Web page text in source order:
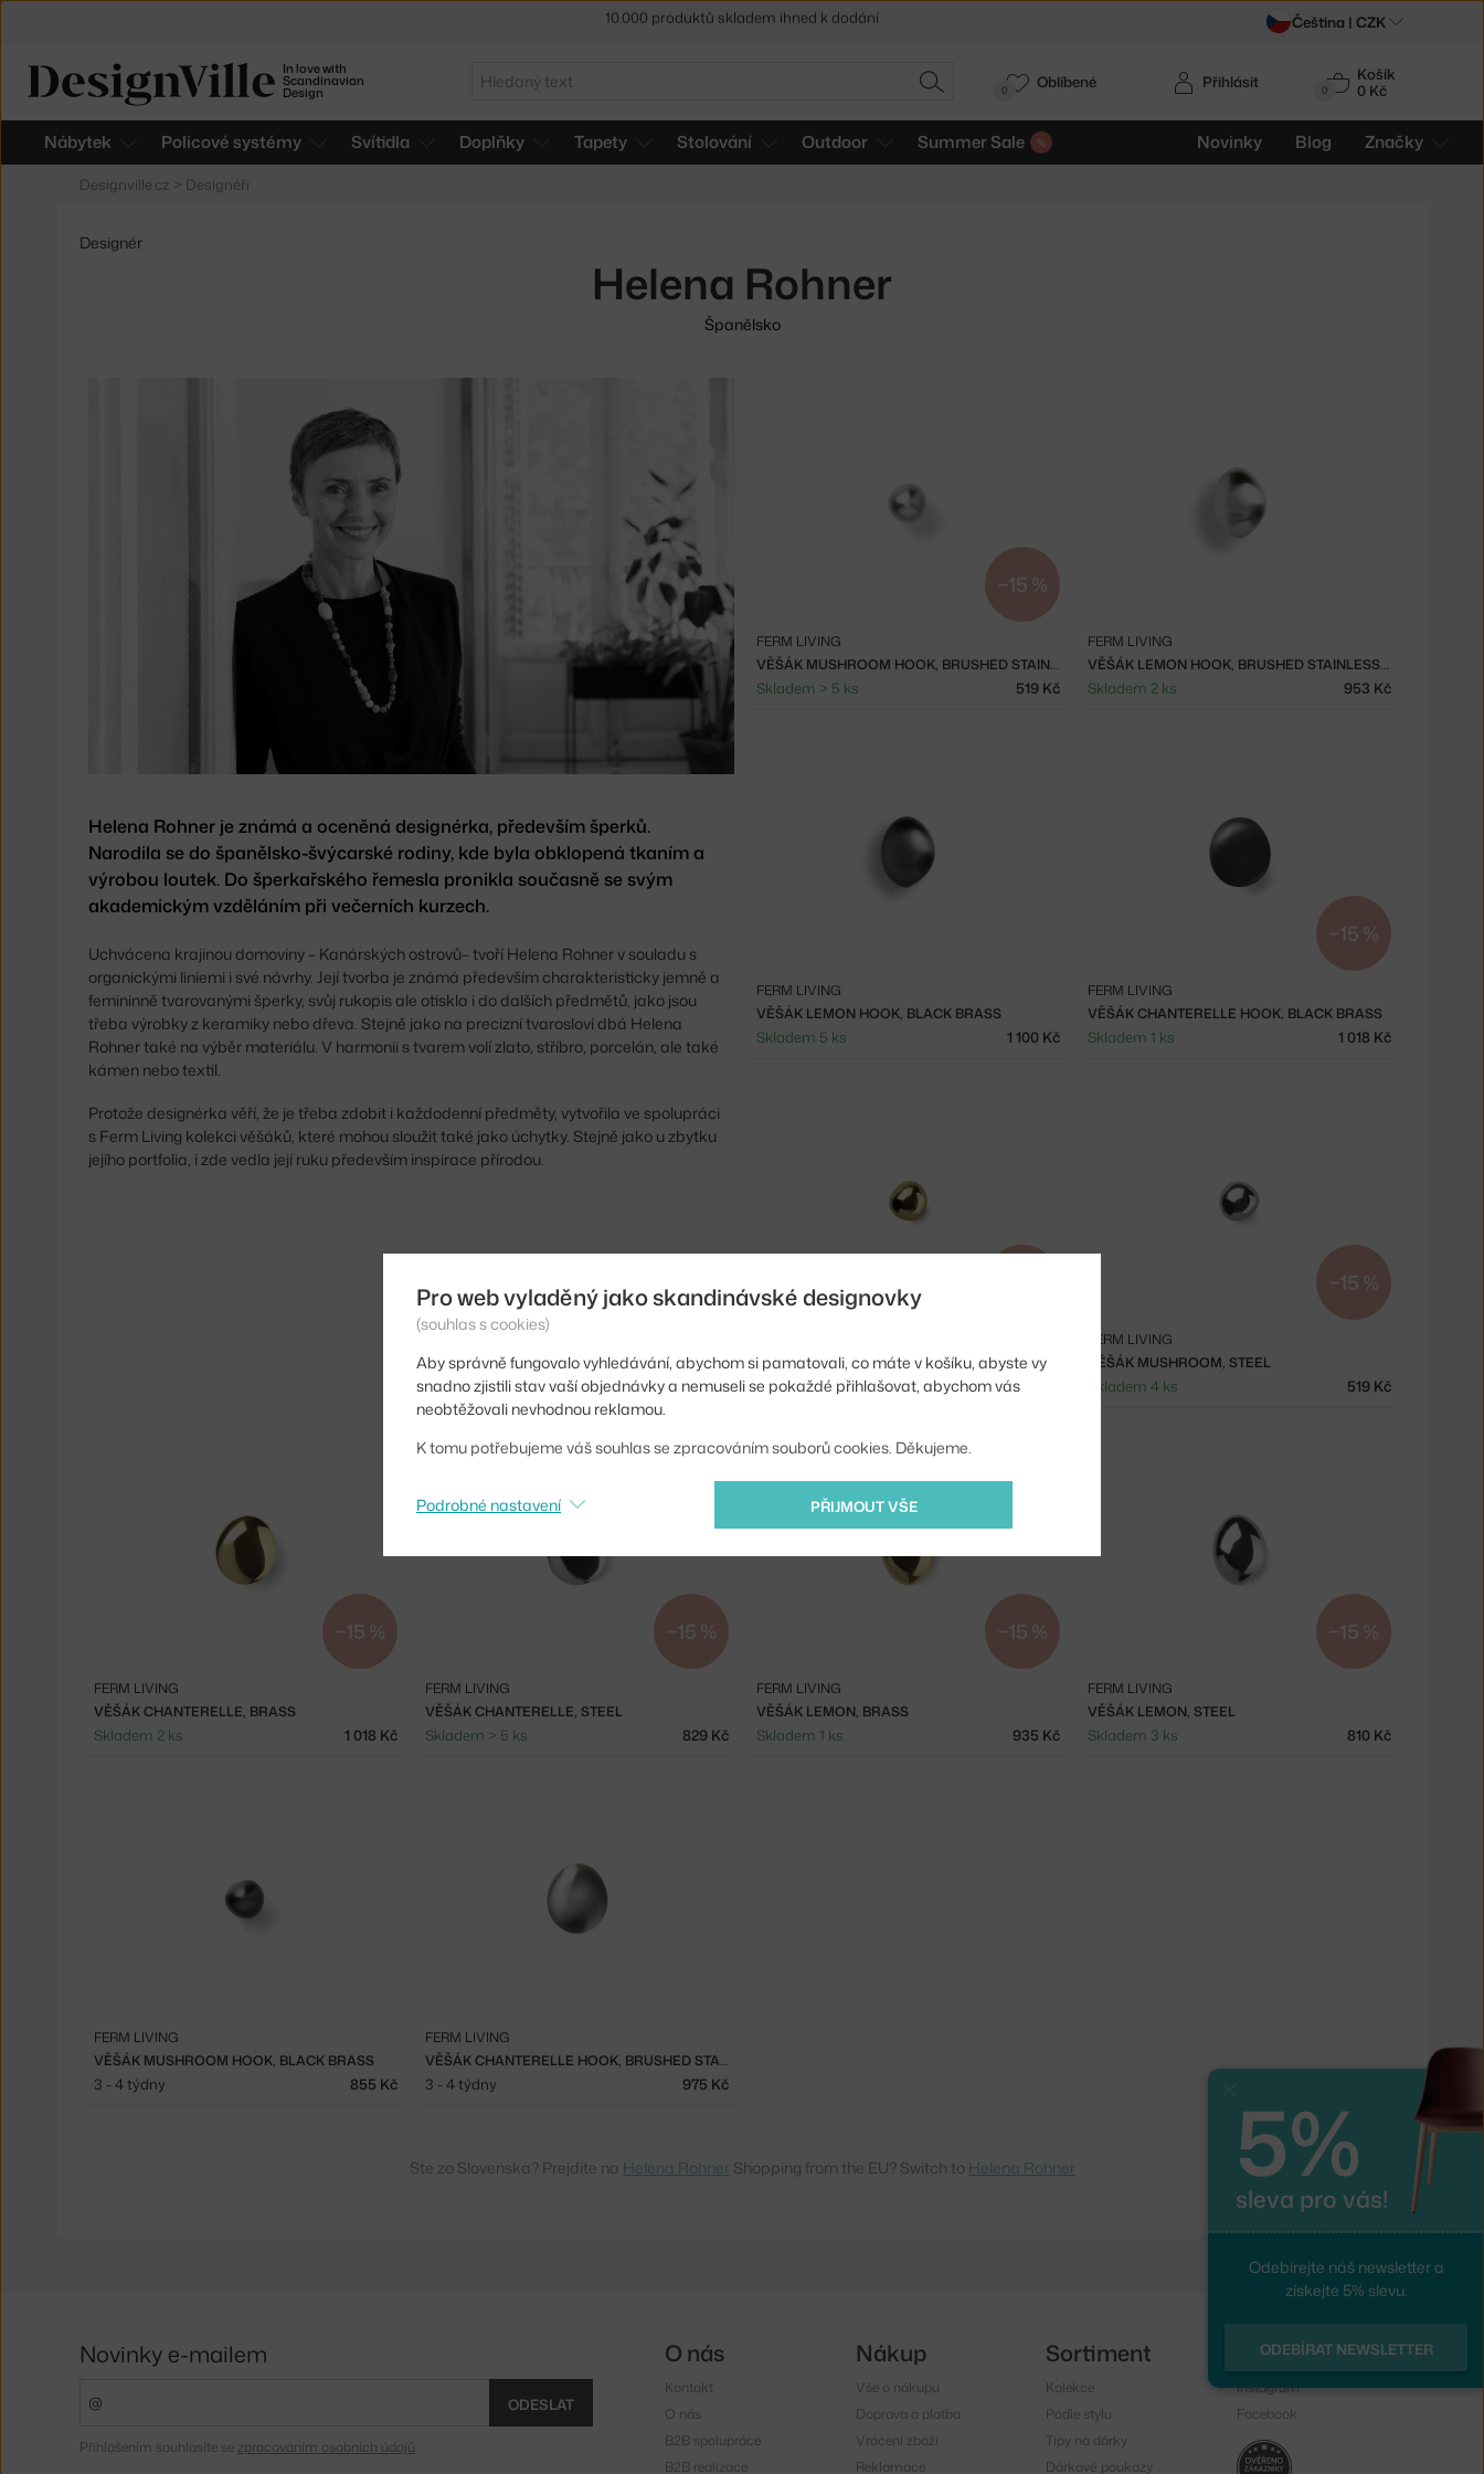
In love with
Scandinavian
Design
Hledat
HLEDAT 0
Košík
0 Kč
Nábytek Policové systémy Svítidla Doplňky Tapety Stolování Outdoor Summer Sale Novinky Blog Značky
Přihlásit
0 Oblíbené
Designville.cz > Designéři
Designér
Helena Rohner
Španělsko
Helena Rohner je známá a oceněná designérka, především šperků.
Narodila se do španělsko-švýcarské rodiny, kde byla obklopená tkaním a
výrobou loutek. Do šperkařského řemesla pronikla současně se svým
akademickým vzděláním při večerních kurzech.
Uchvácena krajinou domoviny – Kanárských ostrovů– tvoří Helena Rohner v souladu s
organickými liniemi i své návrhy. Její tvorba je známá především charakteristicky jemně a
femininně tvarovanými šperky, svůj rukopis ale otiskla i do dalších předmětů, jako jsou
třeba výrobky z keramiky nebo dřeva. Stejně jako na precizní tvarosloví dbá Helena
Rohner také na výběr materiálu. V harmonii s tvarem volí zlato, stříbro, porcelán, ale také
kámen nebo textil.
Protože designérka věří, že je třeba zdobit i každodenní předměty, vytvořila ve spolupráci
s Ferm Living kolekci věšáků, které mohou sloužit také jako úchytky. Stejně jako u zbytku
jejího portfolia, i zde vedla její ruku především inspirace přírodou.
−15 %
VĚŠÁK MUSHROOM HOOK, BRUSHED STAINLESS STEEL
FERM LIVING
Skladem > 5 ks 519 Kč
VĚŠÁK LEMON HOOK, BRUSHED STAINLESS STEEL
FERM LIVING
Skladem 2 ks 953 Kč
VĚŠÁK LEMON HOOK, BLACK BRASS
FERM LIVING
Skladem 5 ks 1 100 Kč
−15 %
VĚŠÁK CHANTERELLE HOOK, BLACK BRASS
FERM LIVING
Skladem 1 ks 1 018 Kč
VĚŠÁK MUSHROOM, BRASS
Skladem > 5 ks 727 Kč
−15 %
VĚŠÁK MUSHROOM, STEEL
FERM LIVING
Skladem 4 ks 519 Kč
−15 %
VĚŠÁK CHANTERELLE, BRASS
FERM LIVING
Skladem 2 ks 1 018 Kč
−15 %
VĚŠÁK CHANTERELLE, STEEL
FERM LIVING
Skladem > 5 ks 829 Kč
−15 %
VĚŠÁK LEMON, BRASS
FERM LIVING
Skladem 1 ks 935 Kč
−15 %
VĚŠÁK LEMON, STEEL
FERM LIVING
Skladem 3 ks 810 Kč
VĚŠÁK MUSHROOM HOOK, BLACK BRASS
FERM LIVING
3 - 4 týdny 855 Kč
VĚŠÁK CHANTERELLE HOOK, BRUSHED STAINLESS STEEL
FERM LIVING
3 - 4 týdny 975 Kč
Ste zo Slovenska? Prejdite na Helena Rohner Shopping from the EU? Switch to Helena Rohner
Sleva 5 % pro odběratelenewsletteru Čeština | CZK
Pro web vyladěný jako skandinávské designovky
(souhlas s cookies)
Aby správně fungovalo vyhledávání, abychom si pamatovali, co máte v košíku, abyste vy
snadno zjistili stav vaší objednávky a nemuseli se pokaždé přihlašovat, abychom vás
neobtěžovali nevhodnou reklamou.
K tomu potřebujeme váš souhlas se zpracováním souborů cookies. Děkujeme.
PŘIJMOUT VŠE
Podrobné nastavení
5%
sleva pro vás!
Odebírejte náš newsletter a
získejte 5% slevu.
ODEBÍRAT NEWSLETTER
Novinky e-mailem
ODESLAT
Přihlášením souhlasíte se zpracováním osobních údajů
O nás
Kontakt
O nás
B2B spolupráce
B2B realizace
Nákup
Vše o nákupu
Doprava a platba
Vrácení zboží
Reklamace
Sortiment
Kolekce
Podle stylu
Tipy na dárky
Dárkové poukazy
Sledujte nás
Instagram
Facebook